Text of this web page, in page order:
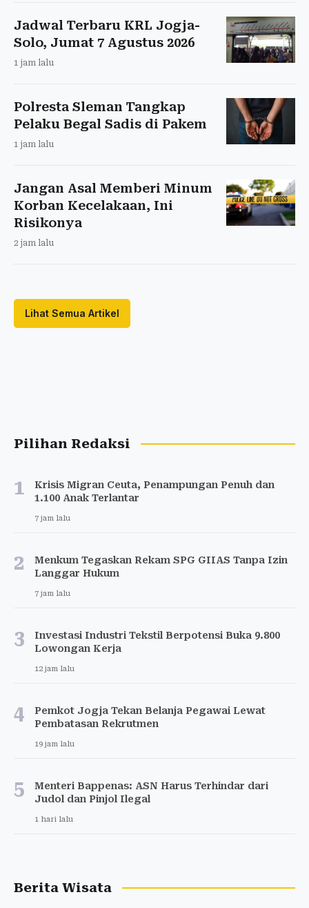
Jadwal Terbaru KRL Jogja-
Solo, Jumat 7 Agustus 2026
1 jam lalu
Polresta Sleman Tangkap
Pelaku Begal Sadis di Pakem
1 jam lalu
Jangan Asal Memberi Minum
Korban Kecelakaan, Ini
Risikonya
2 jam lalu
Lihat Semua Artikel
Pilihan Redaksi
1
Krisis Migran Ceuta, Penampungan Penuh dan
1.100 Anak Terlantar
7 jam lalu
2
Menkum Tegaskan Rekam SPG GIIAS Tanpa Izin
Langgar Hukum
7 jam lalu
3
Investasi Industri Tekstil Berpotensi Buka 9.800
Lowongan Kerja
12 jam lalu
4
Pemkot Jogja Tekan Belanja Pegawai Lewat
Pembatasan Rekrutmen
19 jam lalu
5
Menteri Bappenas: ASN Harus Terhindar dari
Judol dan Pinjol Ilegal
1 hari lalu
Berita Wisata